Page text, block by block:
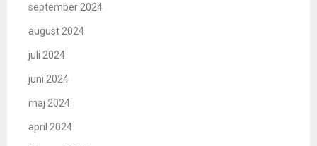
september 2024
august 2024
juli 2024
juni 2024
maj 2024
april 2024